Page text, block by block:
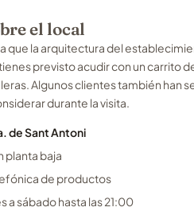
el local
que la arquitectura del
previsto acudir con un carrito
Algunos clientes también han
durante la visita.
de Sant Antoni
planta baja
de productos
a sábado hasta las 21:00